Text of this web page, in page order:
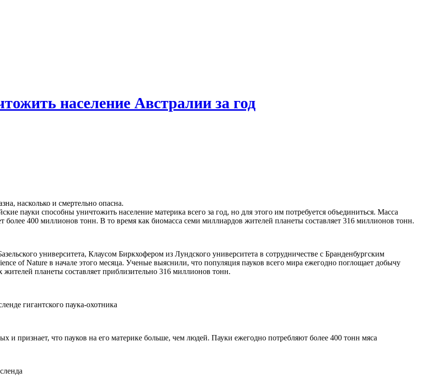
население Австралии за год
насколько и смертельно опасна.
пауки способны уничтожить население материка всего за год, но для этого им потребуется объединиться. Масса
более 400 миллионов тонн. В то время как биомасса семи миллиардов жителей планеты составляет 316 миллионов тонн.
университета, Клаусом Биркхофером из Лундского университета в сотрудничестве с Бранденбургским
of Nature в начале этого месяца. Ученые выяснили, что популяция пауков всего мира ежегодно поглощает добычу
планеты составляет приблизительно 316 миллионов тонн.
гигантского паука-охотника
и признает, что пауков на его материке больше, чем людей. Пауки ежегодно потребляют более 400 тонн мяса